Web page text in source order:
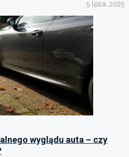
5 lipca, 2025
wyglądu auta – czy